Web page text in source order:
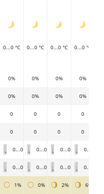
0...0 °C 0...0 °C 0...0 °C 0...0 °C
0% 0% 0%
0%
0% 0% 0%
0%
0 0 0
0
0 0 0 0
0...0 0...0 0...0 0...0
0...0 0...0 0...0 0...0
1% 0% 2% 6%